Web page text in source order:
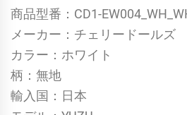
商品型番：CD1-
メーカー：チェリードールズ
カラー：ホワイト
柄：無地
輸入国：日本